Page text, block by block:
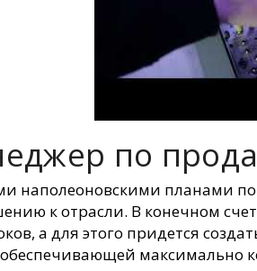
по
наполеоновскими планами
к отрасли. В конечном
а для этого придется
обеспечивающей максимально